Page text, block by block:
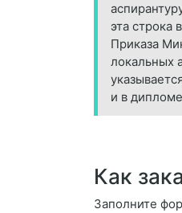
эта строка
Приказа
локальных
и в
Как
Заполните